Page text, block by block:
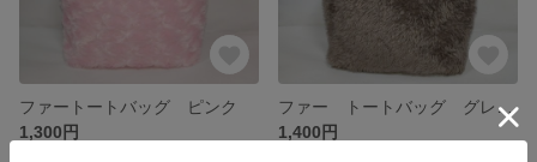
ファートートバッグ ピンク
1,300円
ファー トートバッグ グレージュ
1,400円